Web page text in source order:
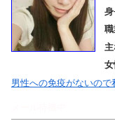
男性への免疫がないの